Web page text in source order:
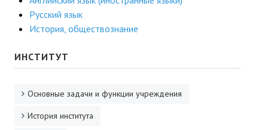
Профессиональная переподготовка
Повышение квалификации
Русский язык
История, обществознание
ИНСТИТУТ
Основные задачи и функции учреждения
История института